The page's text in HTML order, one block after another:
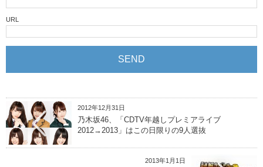
URL
2012年12月31日
乃木坂46、「CDTV年越しプレミアライブ
2012→2013」はこの日限りの9人選抜
2013年1月1日